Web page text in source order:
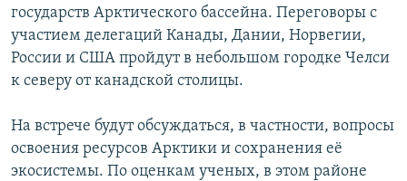
поискуЎЗБЕКЧА
ТОҶИКӢ
TÜRKMENÇE
Все сайты РСЕ/РС
государств Арктического бассейна. Переговоры с
участием делегаций Канады, Дании, Норвегии,
России и США пройдут в небольшом городке Челси
к северу от канадской столицы.
На встрече будут обсуждаться, в частности, вопросы
освоения ресурсов Арктики и сохранения её
экосистемы. По оценкам ученых, в этом районе